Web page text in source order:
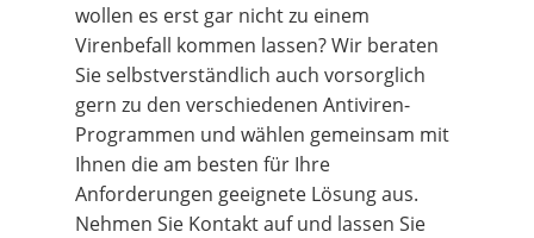
wollen es erst gar nicht zu einem
Virenbefall kommen lassen? Wir beraten
Sie selbstverständlich auch vorsorglich
gern zu den verschiedenen Antiviren-
Programmen und wählen gemeinsam mit
Ihnen die am besten für Ihre
Anforderungen geeignete Lösung aus.
Nehmen Sie Kontakt auf und lassen Sie